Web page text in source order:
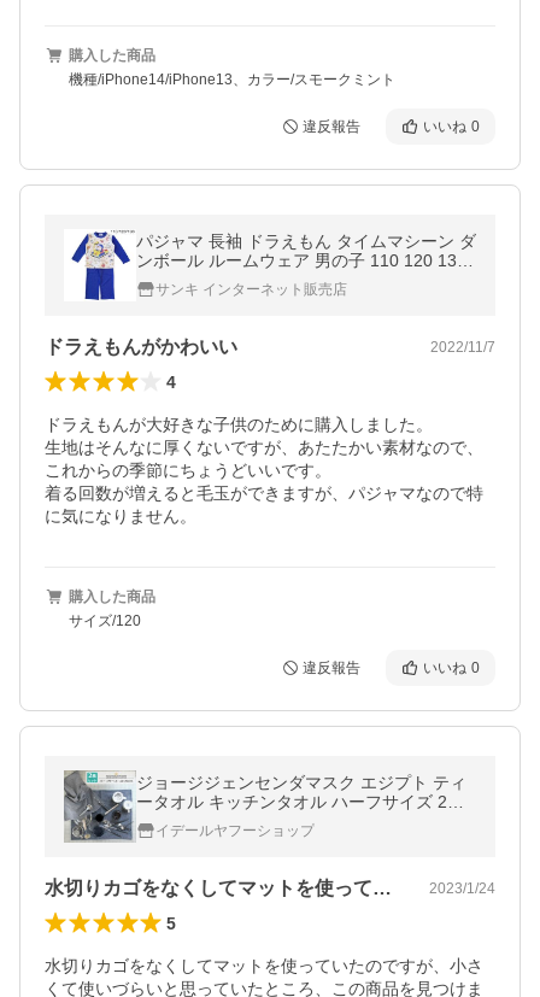
購入した商品
機種/iPhone14/iPhone13、カラー/スモークミント
違反報告 いいね 0
パジャマ 長袖 ドラえもん タイムマシーン ダ
ンボール ルームウェア 男の子 110 120 130
春 秋【1点までメール便可】
サンキ インターネット販売店
ドラえもんがかわいい 2022/11/7
4
ドラえもんが大好きな子供のために購入しました。
生地はそんなに厚くないですが、あたたかい素材なので、
これからの季節にちょうどいいです。
着る回数が増えると毛玉ができますが、パジャマなので特
に気になりません。
購入した商品
サイズ/120
違反報告 いいね 0
ジョージジェンセンダマスク エジプト ティ
ータオル キッチンタオル ハーフサイズ 2枚
セット [ネコポス対応可 1セットのみ] 水切り
ラック ギフト 結婚祝い
イデールヤフーショップ
水切りカゴをなくしてマットを使っていた… 2023/1/24
5
水切りカゴをなくしてマットを使っていたのですが、小さ
くて使いづらいと思っていたところ、この商品を見つけま